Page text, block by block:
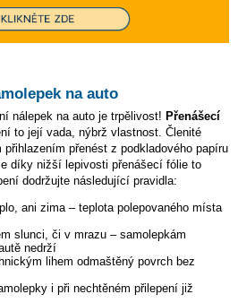
na auto
nálepek na auto je trpělivost! Přenášecí
to její vada, nýbrž vlastnost. Členité
přenést z podkladového papíru
díky nižší lepivosti přenášecí fólie to
dodržujte následující pravidla:
ani zima – teplota polepovaného místa
slunci, či v mrazu – samolepkám
nedrží
lihem odmaštěný povrch bez
i při nechtěném přilepení již